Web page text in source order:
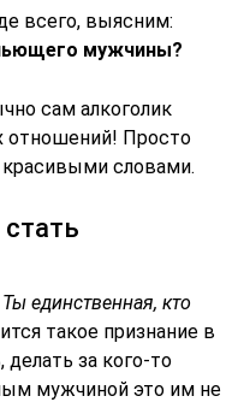
всего, выясним:
мужчины?
сам алкоголик
отношений! Просто
словами.
единственная, кто
такое признание в
за кого-то
мужчиной это им не